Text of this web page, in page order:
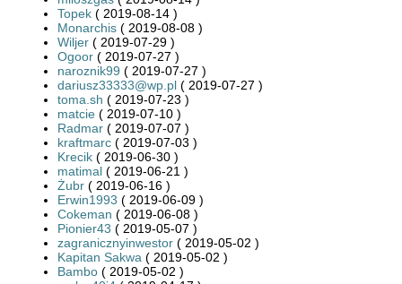
Topek ( 2019-08-14 )
Monarchis ( 2019-08-08 )
Wiljer ( 2019-07-29 )
Ogoor ( 2019-07-27 )
naroznik99 ( 2019-07-27 )
dariusz33333@wp.pl ( 2019-07-27 )
toma.sh ( 2019-07-23 )
matcie ( 2019-07-10 )
Radmar ( 2019-07-07 )
kraftmarc ( 2019-07-03 )
Krecik ( 2019-06-30 )
matimal ( 2019-06-21 )
Żubr ( 2019-06-16 )
Erwin1993 ( 2019-06-09 )
Cokeman ( 2019-06-08 )
Pionier43 ( 2019-05-07 )
zagranicznyinwestor ( 2019-05-02 )
Kapitan Sakwa ( 2019-05-02 )
Bambo ( 2019-05-02 )